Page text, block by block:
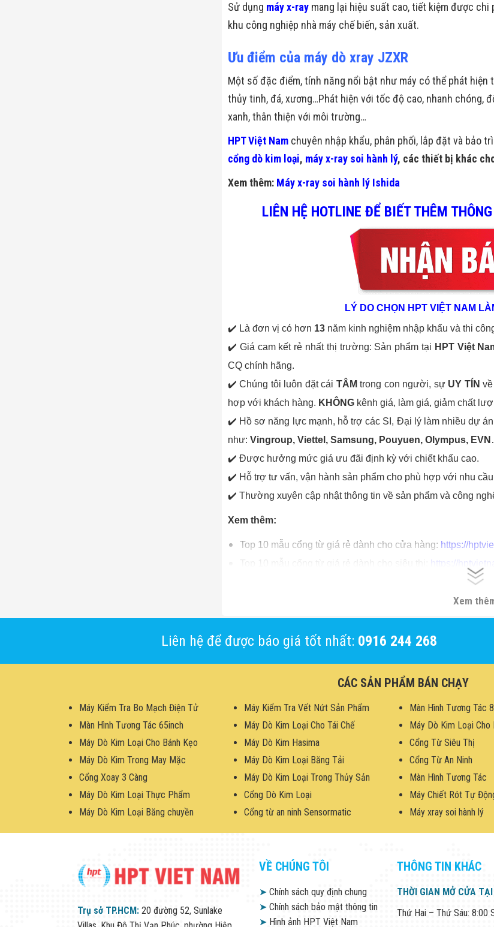
Sử dụng máy x-ray mang lại hiệu suất cao, tiết kiệm được
khu công nghiệp nhà máy chế biến, sản xuất.
Ưu điểm của máy dò xray JZXR
Một số đặc điểm, tính năng nổi bật như máy có thể phát
thủy tinh, đá, xương…Phát hiện với tốc độ cao, nhanh chóng,
xanh, thân thiện với môi trường…
HPT Việt Nam chuyên nhập khẩu, phân phối, lắp đặt và bảo
cổng dò kim loại, máy x-ray soi hành lý, các thiết bị khác
Xem thêm: Máy x-ray soi hành lý Ishida
LIÊN HỆ HOTLINE ĐỂ BIẾT THÊM
LÝ DO CHỌN HPT VIỆT NAM
✔️ Là đơn vị có hơn 13 năm kinh nghiệm nhập khẩu và thi
✔️ Giá cam kết rẻ nhất thị trường: Sản phẩm tại HPT Việt
CQ chính hãng.
✔️ Chúng tôi luôn đặt cái TÂM trong con người, sự UY TÍN
hợp với khách hàng. KHÔNG kênh giá, làm giá, giảm chất
✔️ Hồ sơ năng lực mạnh, hỗ trợ các SI, Đại lý làm nhiều dự
như: Vingroup, Viettel, Samsung, Pouyuen, Olympus, EVN
✔️ Được hưởng mức giá ưu đãi định kỳ với chiết khấu cao.
✔️ Hỗ trợ tư vấn, vận hành sản phẩm cho phù hợp với nhu
✔️ Thường xuyên cập nhật thông tin về sản phẩm và công
Xem thêm:
Top 10 mẫu cổng từ giá rẻ dành cho cửa hàng: https://
https://
Top 10 mẫu cổng dò kim loại giá rẻ dành cho sân bay:
https://
Xem
Liên hệ để được báo giá tốt nhất: 0916 244 268
CÁC SẢN PHẨM BÁN CHẠY
Máy Kiểm Tra Bo Mạch Điện Tử Máy Kiểm Tra Vết Nứt Sản Phẩm Màn Hình Tương Tác
Màn Hình Tương Tác 65inch
Máy Dò Kim Loại Cho Tái Chế Máy Dò Kim Loại Cho
Máy Dò Kim Loại Cho Bánh Kẹo
Máy Dò Kim Hasima Cổng Từ Siêu Thị
Máy Dò Kim Trong May Mặc
Máy Dò Kim Loại Băng Tải Cổng Từ An Ninh
Cổng Xoay 3 Càng
Máy Dò Kim Loại Trong Thủy Sản Màn Hình Tương Tác
Máy Dò Kim Loại Thực Phẩm
Cổng Dò Kim Loại Máy Chiết Rót Tự
Máy Dò Kim Loại Băng chuyền
Cổng từ an ninh Sensormatic Máy xray soi hành lý
Trụ sở TP.HCM: 20 đường 52, Sunlake
VỀ CHÚNG TÔI
➤ Chính sách quy định chung
➤ Chính sách bảo mật thông tin
➤ Hình ảnh HPT Việt Nam
THÔNG TIN KHÁC
THỜI GIAN MỞ CỬA
Thứ Hai – Thứ Sáu: 8:00